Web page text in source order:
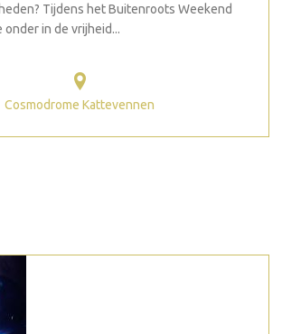
Tijdens het Buitenroots Weekend
in de vrijheid...
Cosmodrome Kattevennen